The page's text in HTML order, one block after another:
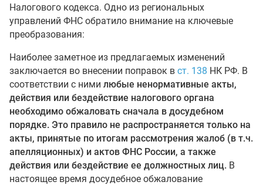
Налогового кодекса. Одно из региональных
управлений ФНС обратило внимание на ключевые
преобразования:
Наиболее заметное из предлагаемых изменений
заключается во внесении поправок в ст. 138 НК РФ. В
соответствии с ними любые ненормативные акты,
действия или бездействие налогового органа
необходимо обжаловать сначала в досудебном
порядке. Это правило не распространяется только на
акты, принятые по итогам рассмотрения жалоб (в т.ч.
апелляционных) и актов ФНС России, а также
действия или бездействие ее должностных лиц. В
настоящее время досудебное обжалование